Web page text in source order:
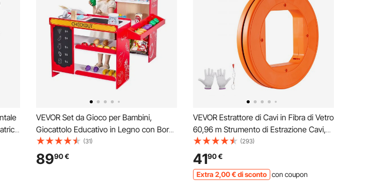
VEVOR Set da Gioco per Bambini,
Giocattolo Educativo in Legno con Borsa
della Spesa, Set di Giocattoli per Bambini
con Nastro Trasportatore, Scanner,
Registratore di Cassa, Scala Realistica
(31)
8990€
VEVOR Estrattore di Cavi in Fibra di Vetro
60,96 m Strumento di Estrazione Cavi,
Diametro del Nastro di Pesce 4,7 mm
con Alloggiamento e Maniglia
Ottimizzati, per Condotti Elettrici, Non
Conduttivi
(293)
4190€
Extra 2,00€di sconto con coupon